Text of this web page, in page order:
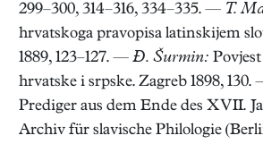
299–300, 314–316, 334–335. — T.
hrvatskoga pravopisa latinskijem
1889, 123–127. — Đ. Šurmin:
hrvatske i srpske. Zagreb 1898, 130.
Prediger aus dem Ende des XVII.
Archiv für slavische Philologie